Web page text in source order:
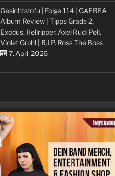
Gesichtstofu | Folge 114 | GAEREA
Album Review | Tipps Grade 2,
Exodus, Hellripper, Axel Rudi Pell,
Violet Grohl | R.I.P. Ross The Boss
7. April 2026